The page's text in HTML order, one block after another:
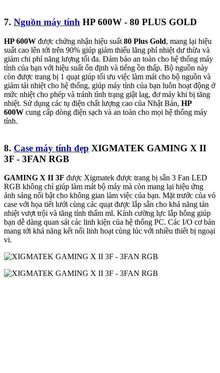
7. Nguồn máy tính HP 600W - 80 PLUS GOLD
HP 600W được chứng nhận hiệu suất 80 Plus Gold, mang lại hiệu
suất cao lên tới trên 90% giúp giảm thiểu lãng phí nhiệt dư thừa và
giảm chi phí năng lượng tối đa. Đảm bảo an toàn cho hệ thống máy
tính của bạn với hiệu suất ổn định và tiếng ồn thấp. Bộ nguồn này
còn được trang bị 1 quạt giúp tối ưu việc làm mát cho bộ nguồn và
giảm tải nhiệt cho hệ thống, giúp máy tính của bạn luôn hoạt động ở
mức nhiệt cho phép và tránh tình trạng giật lag, đơ máy khi bị tăng
nhiệt. Sử dụng các tụ điện chất lượng cao của Nhật Bản, HP
600W cung cấp dòng điện sạch và an toàn cho mọi hệ thống máy
tính.
8. Case máy tính đẹp XIGMATEK GAMING X II
3F - 3FAN RGB
GAMING X II 3F được Xigmatek được trang bị sẵn 3 Fan LED
RGB không chỉ giúp làm mát bộ máy mà còn mang lại hiệu ứng
ánh sáng nổi bật cho không gian làm việc của bạn. Mặt trước của vỏ
case với họa tiết lưới cùng các quạt được lắp sẵn cho khả năng tản
nhiệt vượt trội và tăng tính thẩm mĩ. Kính cường lực lắp hông giúp
bạn dễ dàng quan sát các linh kiện của hệ thống PC. Các I/O cơ bản
mang tới khả năng kết nối linh hoạt cùng lúc với nhiều thiết bị ngoại
vi.